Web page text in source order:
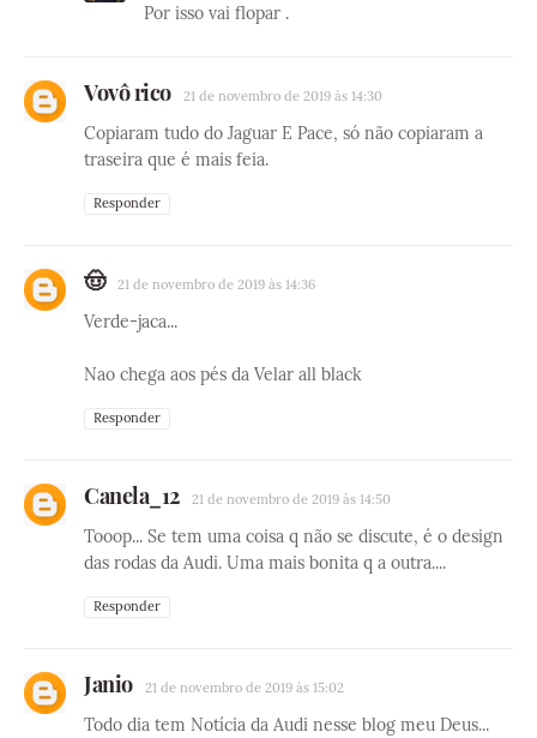
Por isso vai flopar .
Vovô rico 21 de novembro de 2019 às 14:30
Copiaram tudo do Jaguar E Pace, só não copiaram a
traseira que é mais feia.
Responder
🤠 21 de novembro de 2019 às 14:36
Verde-jaca...
Nao chega aos pés da Velar all black
Responder
Canela_12 21 de novembro de 2019 às 14:50
Tooop... Se tem uma coisa q não se discute, é o design
das rodas da Audi. Uma mais bonita q a outra....
Responder
Janio 21 de novembro de 2019 às 15:02
Todo dia tem Notícia da Audi nesse blog meu Deus...